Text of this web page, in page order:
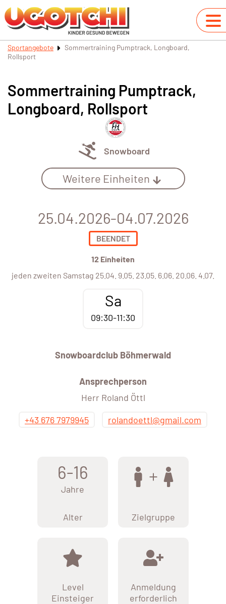
Sportangebote
Sommertraining Pumptrack, Longboard,
Rollsport
Sommertraining Pumptrack,
Longboard, Rollsport
Snowboard
Weitere Einheiten
25.04.2026-04.07.2026
BEENDET
12 Einheiten
jeden zweiten Samstag 25.04. 9.05. 23.05. 6.06. 20.06. 4.07.
Sa
09:30-11:30
Snowboardclub Böhmerwald
Ansprechperson
Herr Roland Öttl
+43 676 7979945
rolandoettl@gmail.com
6-16
Jahre
Alter Zielgruppe
Level
Einsteiger
Anmeldung
erforderlich